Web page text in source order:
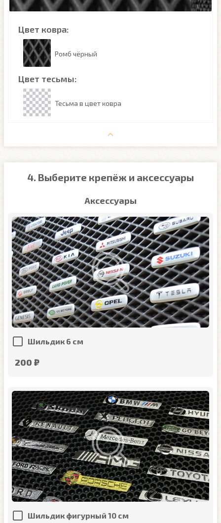
Цвет ковра:
Ромб чёрный
Цвет тесьмы:
Тесьма в цвет ковра
4. Выберите крепёж и аксессуары
Аксессуары
Шильдик 6 см
200 ₽
Шильдик фигурный 10 см